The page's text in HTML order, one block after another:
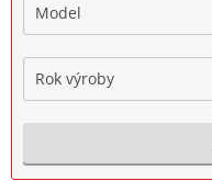
Model
Rok výroby